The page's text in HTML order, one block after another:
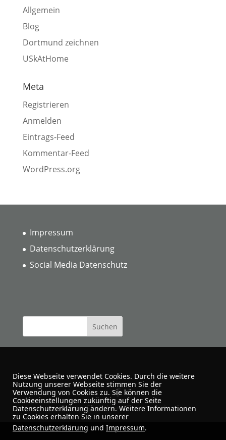
Allgemein
Blog
Dortmund zeichnen
USkAtHome
Meta
Registrieren
Anmelden
Eintrags-Feed
Kommentar-Feed
WordPress.org
Impressum
Datenschutzerklärung
Social Media Datenschutz
Urban Sketchers Dortmund
Diese Webseite verwendet Cookies. Durch die weitere
Nutzung unserer Webseite stimmen Sie der
Verwendung von Cookies zu. Sie können die
Cookieeinstellungen zukünftig auf der Seite
Datenschutzerklärung ändern. Weitere Informationen
zu Cookies erhalten Sie in unserer
Datenschutzerklärung und Impressum.